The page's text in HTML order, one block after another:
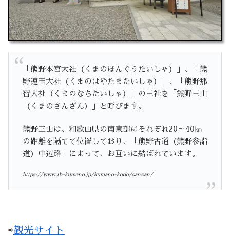
「熊野本宮大社（くまのほんぐうたいしゃ）」、「熊
野速玉大社（くまのはやたまたいしゃ）」、「熊野那
智大社（くまのなちたいしゃ）」の三社を「熊野三山
（くまのさんざん）」と呼びます。
熊野三山は、和歌山県の南東部にそれぞれ20～40㎞
の距離を隔てて位置しており、「熊野古道（熊野参詣
道）中辺路」によって、お互いに結ばれています。
https://www.tb-kumano.jp/kumano-kodo/sanzan/
⇨観光サイト